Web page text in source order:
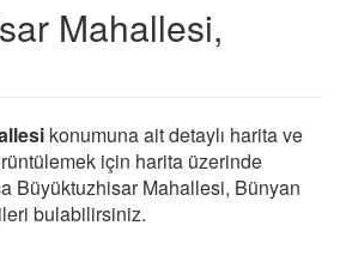
Mahallesi,
konumuna ait detaylı harita ve
için harita üzerinde
Büyüktuzhisar Mahallesi, Bünyan
bulabilirsiniz.